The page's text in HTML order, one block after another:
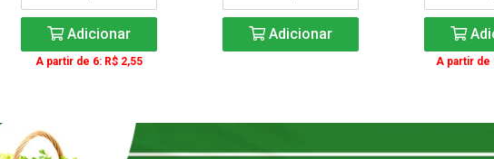
Adicionar
A partir de 6: R$ 2,55
Adicionar
A partir de